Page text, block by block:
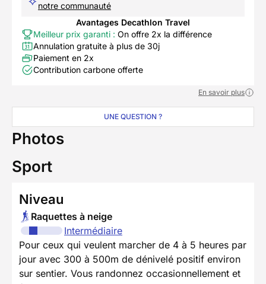
notre communauté
Avantages Decathlon Travel
Meilleur prix garanti : On offre 2x la différence
Annulation gratuite à plus de 30j
Paiement en 2x
Contribution carbone offerte
En savoir plus
UNE QUESTION ?
Photos
Sport
Niveau
Raquettes à neige
Intermédiaire
Pour ceux qui veulent marcher de 4 à 5 heures par
jour avec 300 à 500m de dénivelé positif environ
sur sentier. Vous randonnez occasionnellement et